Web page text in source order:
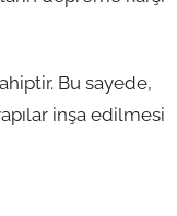
Bu sayede,
inşa edilmesi